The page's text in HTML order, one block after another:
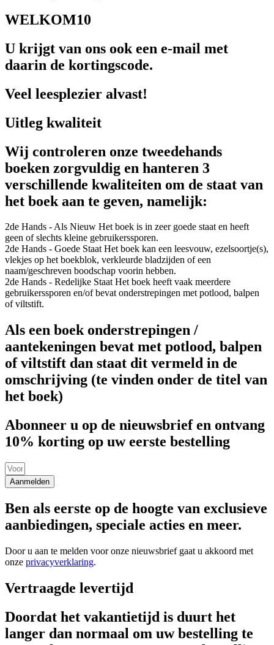
WELKOM10
U krijgt van ons ook een e-mail met
daarin de kortingscode.
Veel leesplezier alvast!
Uitleg kwaliteit
Wij controleren onze tweedehands
boeken zorgvuldig en hanteren 3
verschillende kwaliteiten om de staat van
het boek aan te geven, namelijk:
2de Hands - Als Nieuw Het boek is in zeer goede staat en heeft
geen of slechts kleine gebruikerssporen.
2de Hands - Goede Staat Het boek kan een leesvouw, ezelsoortje(s),
vlekjes op het boekblok, verkleurde bladzijden of een
naam/geschreven boodschap voorin hebben.
2de Hands - Redelijke Staat Het boek heeft vaak meerdere
gebruikerssporen en/of bevat onderstrepingen met potlood, balpen
of viltstift.
Als een boek onderstrepingen /
aantekeningen bevat met potlood, balpen
of viltstift dan staat dit vermeld in de
omschrijving (te vinden onder de titel van
het boek)
Abonneer u op de nieuwsbrief en ontvang
10% korting op uw eerste bestelling
Aanmelden
Ben als eerste op de hoogte van exclusieve
aanbiedingen, speciale acties en meer.
Door u aan te melden voor onze nieuwsbrief gaat u akkoord met
onze privacyverklaring.
Vertraagde levertijd
Doordat het vakantietijd is duurt het
langer dan normaal om uw bestelling te